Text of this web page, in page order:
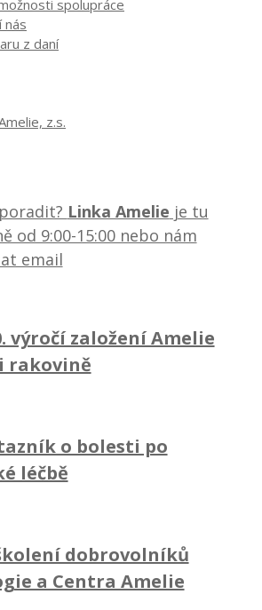
spolupráce
nás
z daní
z.s.
Linka Amelie je tu
od 9:00-15:00 nebo nám
email
výročí založení Amelie
rakovině
o bolesti po
léčbě
dobrovolníků
a Centra Amelie